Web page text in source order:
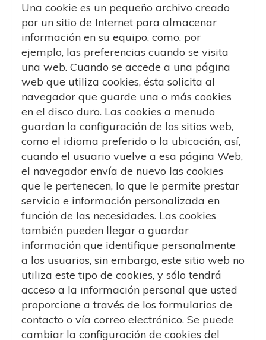
Una cookie es un pequeño archivo creado
por un sitio de Internet para almacenar
información en su equipo, como, por
ejemplo, las preferencias cuando se visita
una web. Cuando se accede a una página
web que utiliza cookies, ésta solicita al
navegador que guarde una o más cookies
en el disco duro. Las cookies a menudo
guardan la configuración de los sitios web,
como el idioma preferido o la ubicación, así,
cuando el usuario vuelve a esa página Web,
el navegador envía de nuevo las cookies
que le pertenecen, lo que le permite prestar
servicio e información personalizada en
función de las necesidades. Las cookies
también pueden llegar a guardar
información que identifique personalmente
a los usuarios, sin embargo, este sitio web no
utiliza este tipo de cookies, y sólo tendrá
acceso a la información personal que usted
proporcione a través de los formularios de
contacto o vía correo electrónico. Se puede
cambiar la configuración de cookies del